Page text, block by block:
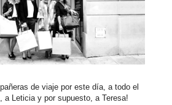
de viaje por este día, a todo el
a Leticia y por supuesto, a Teresa!